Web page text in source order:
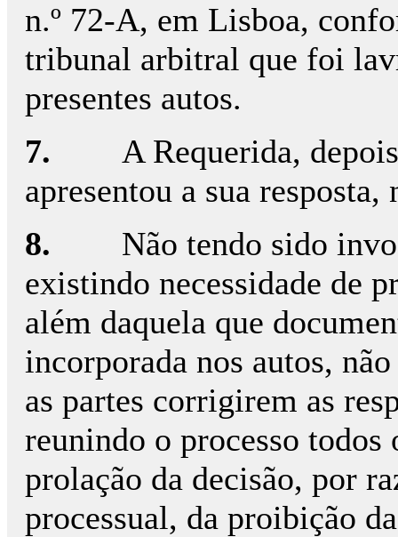
n.º 72-A, em Lisboa,
tribunal arbitral que foi
presentes autos.
7. A Requerida,
apresentou a sua
8. Não tendo sido
existindo necessidade de
além daquela que
incorporada nos autos,
as partes corrigirem as
reunindo o processo todos
prolação da decisão, por
processual, da proibição